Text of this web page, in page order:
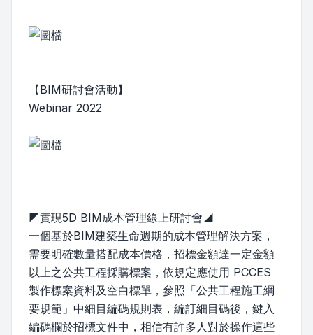
【BIM研討會活動】
Webinar 2022
◤實現5D BIM成本管理線上研討會◢
一個基於BIM建築生命週期的成本管理解決方案，
需要明確數量搭配成本價格，招標金額達一定金額
以上之公共工程採購標案，依規定應使用 PCCES
製作標案資料及空白標單，參照「公共工程施工綱
要規範」中細目編碼規則表，編訂細目碼後，鍵入
編碼欄於招標文件中，相信有許多人對於操作這些